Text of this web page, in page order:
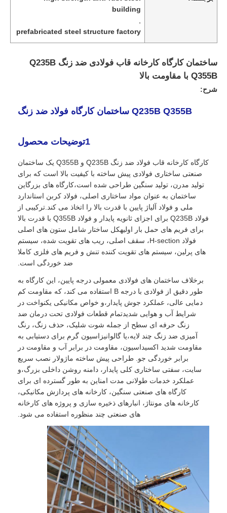
خانه
محصولات
نمایش VR
درباره ما
بازدید از کارخانه
کنترل کیفیت
موارد
building
prefabricated steel structure factory
ساختمان کارگاه کارخانه قاب فولادی ضد زنگ Q235B
Q355B با مقاومت بالا
شرح:
Q235B Q355B ساختمان کارگاه فولاد ضد زنگ
1توضیحات محصول
کارگاه کارخانه قاب فولاد ضد زنگ Q235B و Q355B یک ساختمان
صنعتی ساختاری فولادی پیش ساخته با کیفیت بالا است که برای
تولید مدرن، تولید سنگین طراحی شده است،کارگاه های بزرگاین
ساختمان به عنوان مواد ساختاری اصلی، فولاد کربن استاندارد
ملی و فولاد آلیاژ پایین با قدرت بالا را اتخاذ می کند.ترکیبی از
فولاد Q235B برای اجزای ثانویه پایدار و فولاد Q355B با قدرت بالا
برای فریم های حمل بار اولیهکل ساختار شامل ستون های اصلی
فولاد H-section، سقف اصلی، ریب های تقویت شده، سیستم
های پرلین، سیستم های تقویت کننده تنش و فریم های فلزی کاملا
ضد خوردگی است.
برخلاف ساختمان های فولادی معمولی درجه پایین، این کارگاه به
طور دقیق از فولادی با درجه B استفاده می کند، که مقاومت کم
دمایی عالی، عملکرد جوش پایدار،و خواص مکانیکی یکنواخت در
شرایط آب و هوایی شدیدتمام قطعات فولادی تحت درمان ضد
زنگ حرفه ای سطح از جمله شوت شلیک، حذف زنگ، رنگ
آمیزی ضد زنگ چند لایه،یا گالوانیزاسیون گرم برای دستیابی به
مقاومت شدید اکسیداسیون، مقاومت در برابر آب و مقاومت در
برابر خوردگی جو. طراحی پیش ساخته ماژولار نصب سریع
سایت، سفتی ساختاری کلی پایدار، دامنه روشن داخلی بزرگ،و
عملکرد خدمات طولانی مدت امناین به طور گسترده ای برای
کارگاه های صنعتی سنگین، کارخانه های پردازش مکانیکی،
کارخانه های مونتاژ، انبارهای ذخیره سازی و پروژه های کارخانه
های صنعتی چند منظوره استفاده می شود.